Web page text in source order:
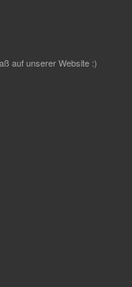
auf unserer Website :)